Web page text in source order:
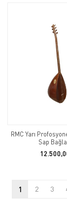
RMC Yarı
Sap
1 2 3